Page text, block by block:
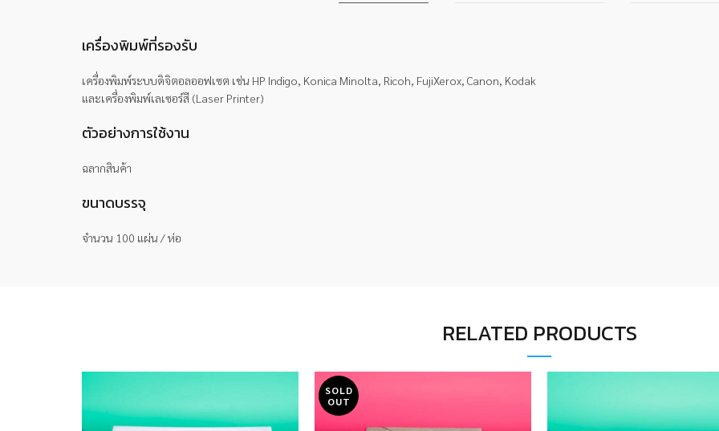
เครื่องพิมพ์ที่รองรับ
เครื่องพิมพ์ระบบดิจิตอลออฟเซต เช่น HP Indigo, Konica Minolta, Ricoh, FujiXerox, Canon, Kodak
และเครื่องพิมพ์เลเซอร์สี (Laser Printer)
ตัวอย่างการใช้งาน
ฉลากสินค้า
ขนาดบรรจุ
จำนวน 100 แผ่น / ห่อ
RELATED PRODUCTS
SOLD
OUT